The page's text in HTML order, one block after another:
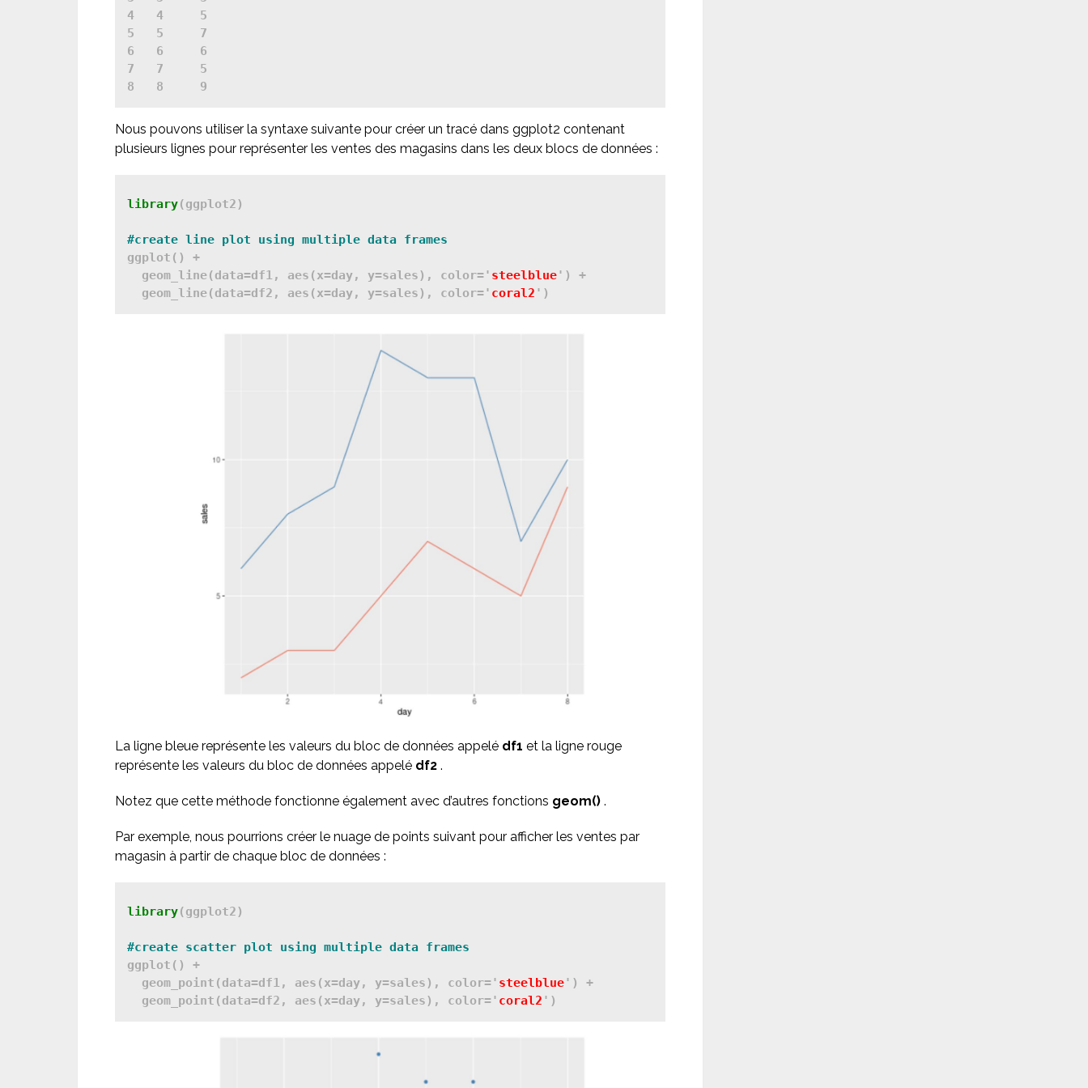
4   4     5
5   5     7
6   6     6
7   7     5
Nous pouvons utiliser la syntaxe suivante pour créer un tracé dans ggplot2 contenant
plusieurs lignes pour représenter les ventes des magasins dans les deux blocs de données :
library(ggplot2)
ggplot() +
  geom_line(data=df1, aes(x=day, y=sales), color='
steelblue') +
  geom_line(data=df2, aes(x=day, y=sales), color='
coral2 ')
La ligne bleue représente les valeurs du bloc de données appelé df1 et la ligne rouge
représente les valeurs du bloc de données appelé df2 .
Notez que cette méthode fonctionne également avec d’autres fonctions geom() .
Par exemple, nous pourrions créer le nuage de points suivant pour afficher les ventes par
magasin à partir de chaque bloc de données :
library(ggplot2)
ggplot() +
  geom_point(data=df1, aes(x=day, y=sales), color='
steelblue') +
  geom_point(data=df2, aes(x=day, y=sales), color='
coral2 ')